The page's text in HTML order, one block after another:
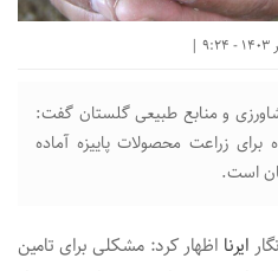
و منابع طبیعی گلستان گفت:
برای زراعت محصولات پاییزه آماده
است.
ایرنا اظهار کرد: مشکلی برای تامین